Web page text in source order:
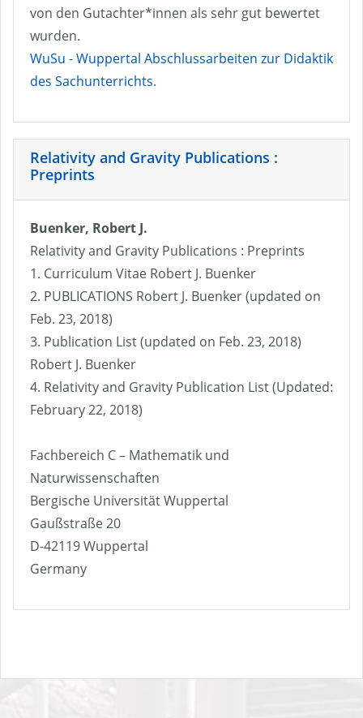
von den Gutachter*innen als sehr gut bewertet
wurden.
WuSu - Wuppertal Abschlussarbeiten zur Didaktik
des Sachunterrichts.
Relativity and Gravity Publications :
Preprints
Buenker, Robert J.
Relativity and Gravity Publications : Preprints
1. Curriculum Vitae Robert J. Buenker
2. PUBLICATIONS Robert J. Buenker (updated on
Feb. 23, 2018)
3. Publication List (updated on Feb. 23, 2018)
Robert J. Buenker
4. Relativity and Gravity Publication List (Updated:
February 22, 2018)
Fachbereich C – Mathematik und
Naturwissenschaften
Bergische Universität Wuppertal
Gaußstraße 20
D-42119 Wuppertal
Germany